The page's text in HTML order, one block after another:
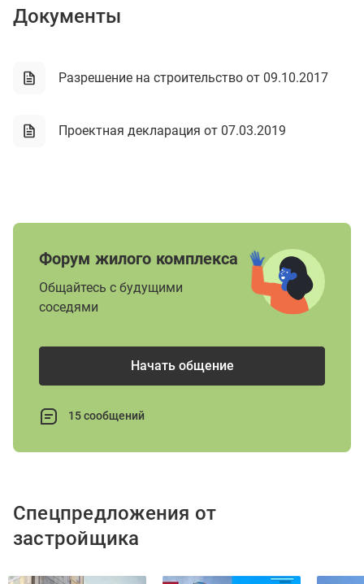
Документы
Разрешение на строительство от 09.10.2017
Проектная декларация от 07.03.2019
Форум жилого комплекса
Общайтесь с будущими
соседями
Начать общение
15 сообщений
Спецпредложения от
застройщика